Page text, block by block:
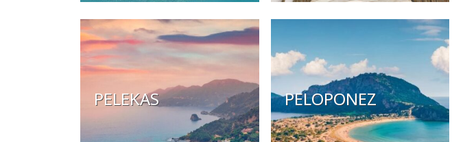
PELEKAS PELOPONEZ